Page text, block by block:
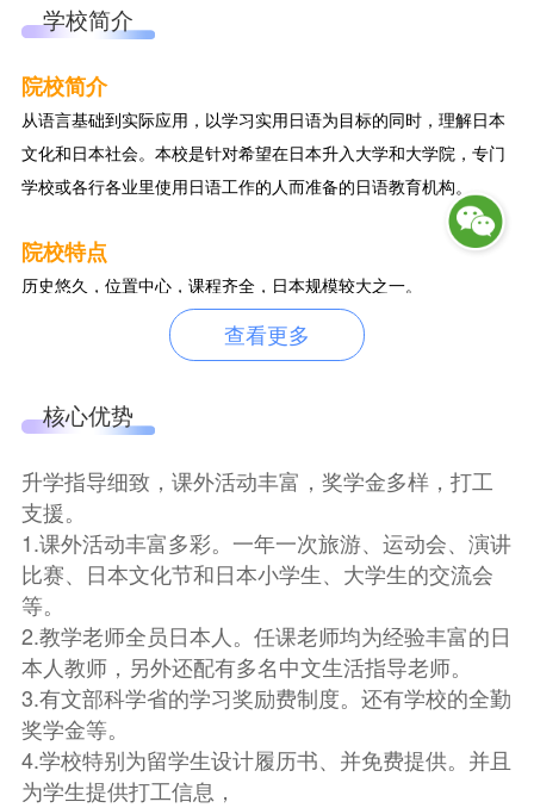
学校简介
院校简介
从语言基础到实际应用，以学习实用日语为目标的同时，理解日本
文化和日本社会。本校是针对希望在日本升入大学和大学院，专门
学校或各行各业里使用日语工作的人而准备的日语教育机构。
院校特点
历史悠久，位置中心，课程齐全，日本规模较大之一。
1.设立于 1989 年，30 年日本语教育经验与沉淀。
2.地理位置优越，新大久保站，大久保站，西武新宿站，均在步行5
3.规模日本较大之一，学校定员 1752 名，三栋独立教学楼，设施
4.课程多元化，大学升学班，大学院升学班，商务日语班。
查看更多
核心优势
升学指导细致，课外活动丰富，奖学金多样，打工
支援。
1.课外活动丰富多彩。一年一次旅游、运动会、演讲
比赛、日本文化节和日本小学生、大学生的交流会
等。
2.教学老师全员日本人。任课老师均为经验丰富的日
本人教师，另外还配有多名中文生活指导老师。
3.有文部科学省的学习奖励费制度。还有学校的全勤
奖学金等。
4.学校特别为留学生设计履历书、并免费提供。并且
为学生提供打工信息，